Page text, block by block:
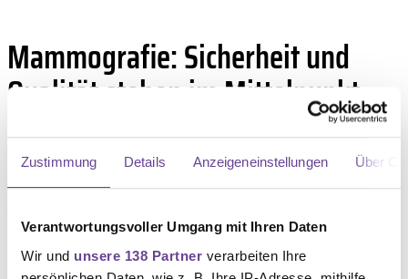
Zustimmung Details Anzeigeneinstellungen Über
Verantwortungsvoller Umgang mit Ihren Daten
Wir und unsere 138 Partner verarbeiten Ihre
Mammografie: Sicherheit und
Qualität stehen im Mittelpunkt
Bei der Mammografie, einer modernen
Röntgenuntersuchung der weiblichen Brust, können die
Patientinnen zudem auf die hohe Qualität und
schutz sind in Deutschland streng geregelt. Die Vorteile
der Brustkrebs-Früherkennung überwiegen deutlich.